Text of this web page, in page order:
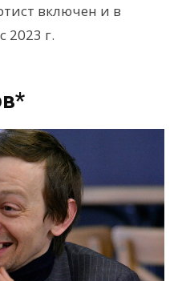
включен и в
2023 г.